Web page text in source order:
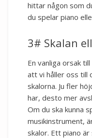
hittar någon som
du spelar piano
3# Skalan
En vanliga orsak
att vi håller oss till
skalorna. Ju fler
har, desto mer
Om du ska kunna
musikinstrument,
skalor. Ett piano